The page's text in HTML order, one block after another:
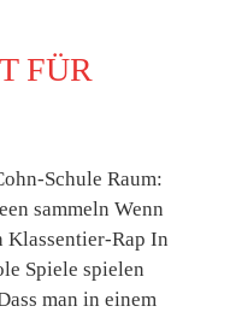
FÜR
Schule Raum:
sammeln Wenn
Klassentier-Rap In
Spiele spielen
man in einem